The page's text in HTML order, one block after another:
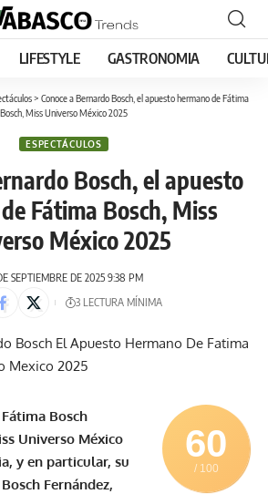
LIFESTYLE GASTRONOMIA
> Conoce a Bernardo Bosch, el apuesto hermano de Fátima
Bosch, Miss Universo México 2025
ESPECTÁCULOS
Bosch, el apuesto
Fátima Bosch, Miss
México 2025
SEPTIEMBRE DE 2025 9:38 PM
3 LECTURA MÍNIMA
60
/ 100
Bosch
Universo México
y en particular, su
Fernández,